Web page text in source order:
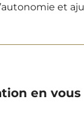
et
en vous